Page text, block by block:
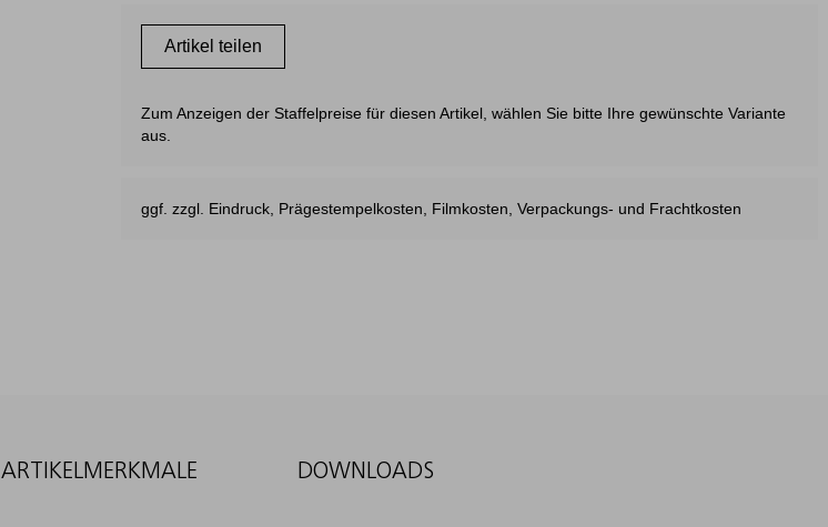
Artikel teilen
Zum Anzeigen der Staffelpreise für diesen Artikel, wählen Sie bitte Ihre gewünschte Variante
aus.
ggf. zzgl. Eindruck, Prägestempelkosten, Filmkosten, Verpackungs- und Frachtkosten
ARTIKELMERKMALE DOWNLOADS